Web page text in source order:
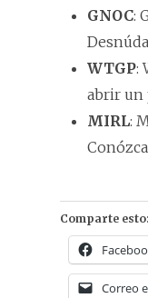
GNOC:
WTGP:
abrir un
MIRL:
Comparte esto:
Correo